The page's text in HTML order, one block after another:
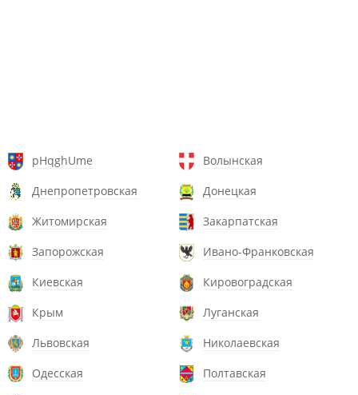
pHqghUme
Волынская
Днепропетровская
Донецкая
Житомирская
Закарпатская
Запорожская
Ивано-Франковская
Киевская
Кировоградская
Крым
Луганская
Львовская
Николаевская
Одесская
Полтавская